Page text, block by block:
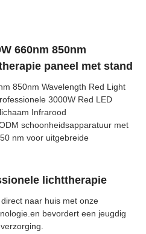
660nm 850nm
paneel met stand
850nm Wavelength Red Light
3000W Red LED
Infrarood
schoonheidsapparatuur met
nm voor uitgebreide
lichttherapie
naar huis met onze
bevordert een jeugdig